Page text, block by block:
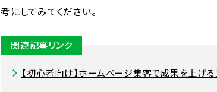
考にしてみてください。
関連記事リンク
【初心者向け】ホームページ集客で成果を上げる